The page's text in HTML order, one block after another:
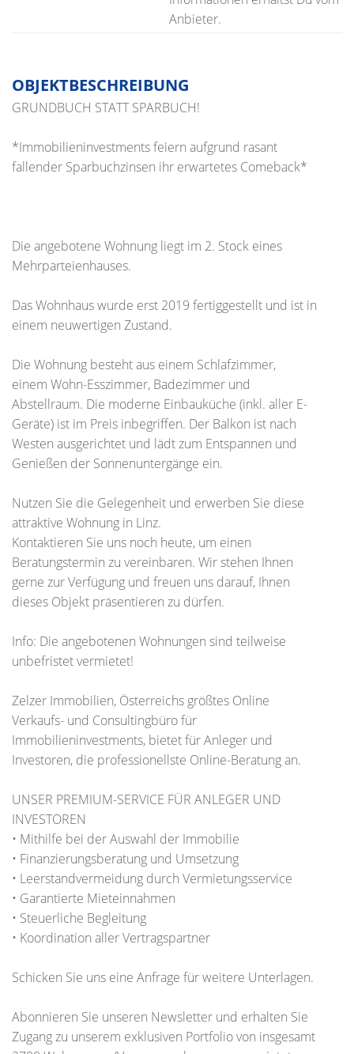
Anbieter.
OBJEKTBESCHREIBUNG
GRUNDBUCH STATT SPARBUCH!
*Immobilieninvestments feiern aufgrund rasant
fallender Sparbuchzinsen ihr erwartetes Comeback*
Die angebotene Wohnung liegt im 2. Stock eines
Mehrparteienhauses.
Das Wohnhaus wurde erst 2019 fertiggestellt und ist in
einem neuwertigen Zustand.
Die Wohnung besteht aus einem Schlafzimmer,
einem Wohn-Esszimmer, Badezimmer und
Abstellraum. Die moderne Einbauküche (inkl. aller E-
Geräte) ist im Preis inbegriffen. Der Balkon ist nach
Westen ausgerichtet und lädt zum Entspannen und
Genießen der Sonnenuntergänge ein.
Nutzen Sie die Gelegenheit und erwerben Sie diese
attraktive Wohnung in Linz.
Kontaktieren Sie uns noch heute, um einen
Beratungstermin zu vereinbaren. Wir stehen Ihnen
gerne zur Verfügung und freuen uns darauf, Ihnen
dieses Objekt präsentieren zu dürfen.
Info: Die angebotenen Wohnungen sind teilweise
unbefristet vermietet!
Zelzer Immobilien, Österreichs größtes Online
Verkaufs- und Consultingbüro für
Immobilieninvestments, bietet für Anleger und
Investoren, die professionellste Online-Beratung an.
UNSER PREMIUM-SERVICE FÜR ANLEGER UND
INVESTOREN
• Mithilfe bei der Auswahl der Immobilie
• Finanzierungsberatung und Umsetzung
• Leerstandvermeidung durch Vermietungsservice
• Garantierte Mieteinnahmen
• Steuerliche Begleitung
• Koordination aller Vertragspartner
Schicken Sie uns eine Anfrage für weitere Unterlagen.
Abonnieren Sie unseren Newsletter und erhalten Sie
Zugang zu unserem exklusiven Portfolio von insgesamt